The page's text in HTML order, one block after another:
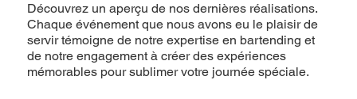
Découvrez un aperçu de nos dernières réalisations.
Chaque événement que nous avons eu le plaisir de
servir témoigne de notre expertise en bartending et
de notre engagement à créer des expériences
mémorables pour sublimer votre journée spéciale.